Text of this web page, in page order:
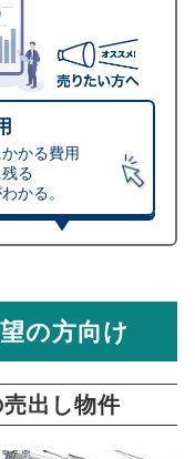
かる費用
る
かる。
ション
万円
レーター
出され、手元に残る
の方向け
出し物件